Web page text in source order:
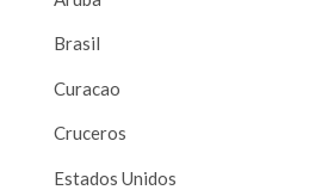
Brasil
Curacao
Cruceros
Estados Unidos